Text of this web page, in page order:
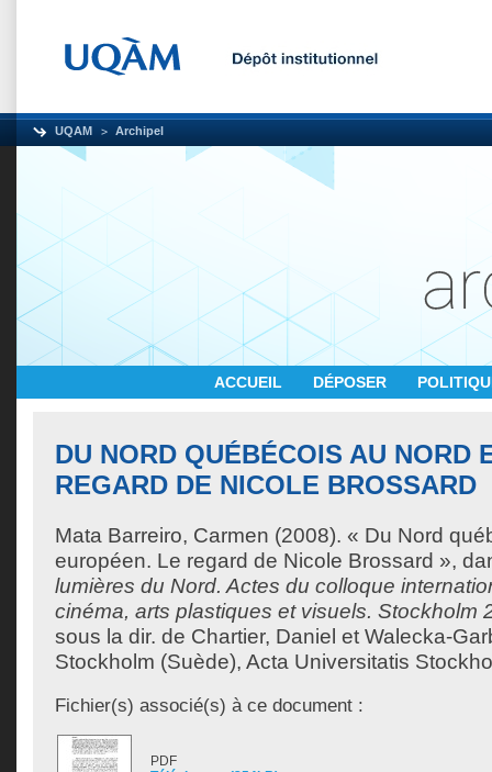
UQAM Archipel
ACCUEIL DÉPOSER
DU NORD QUÉBÉCOIS AU NORD
REGARD DE NICOLE BROSSARD
Mata Barreiro, Carmen (2008). « Du Nord
européen. Le regard de Nicole Brossard »,
lumières du Nord. Actes du colloque
cinéma, arts plastiques et visuels. Stockholm
sous la dir. de Chartier, Daniel et Walecka-
Stockholm (Suède), Acta Universitatis
Fichier(s) associé(s) à ce document :
PDF